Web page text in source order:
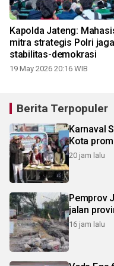
Kapolda Jateng:
mitra strategis Polri jaga
stabilitas-demokrasi
19 May 2026 20:16 WIB
Berita Terpopuler
Karnaval
Kota
20 jam lalu
Pemprov
jalan
16 jam lalu